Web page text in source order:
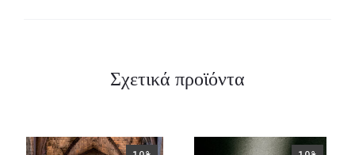
Σχετικά προϊόντα